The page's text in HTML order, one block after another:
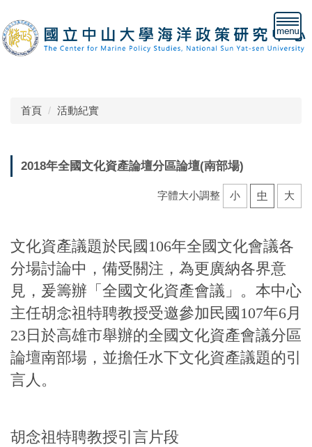
到
主
要
首頁 活動紀實
2018年全國文化資產論壇分區論壇(南部場)
字體大小調整 小 中 大
文化資產議題於民國106年全國文化會議各
分場討論中，備受關注，為更廣納各界意
見，爰籌辦「全國文化資產會議」。本中心
主任胡念祖特聘教授受邀參加民國107年6月
23日於高雄市舉辦的全國文化資產會議分區
論壇南部場，並擔任水下文化資產議題的引
言人。
胡念祖特聘教授引言片段